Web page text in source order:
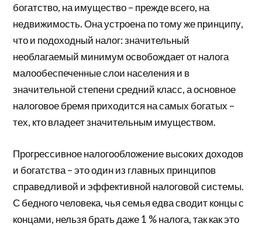
богатство, на имущество – прежде всего, на
недвижимость. Она устроена по тому же принципу,
что и подоходный налог: значительный
необлагаемый минимум освобождает от налога
малообеспеченные слои населения и в
значительной степени средний класс, а основное
налоговое бремя приходится на самых богатых –
тех, кто владеет значительным имуществом.
Прогрессивное налогообложение высоких доходов
и богатства – это один из главных принципов
справедливой и эффективной налоговой системы.
С бедного человека, чья семья едва сводит концы с
концами, нельзя брать даже 1 % налога, так как это